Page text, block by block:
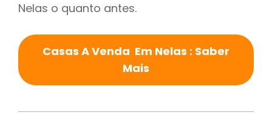
Nelas o quanto antes.
Casas A Venda Em Nelas : Saber
Mais